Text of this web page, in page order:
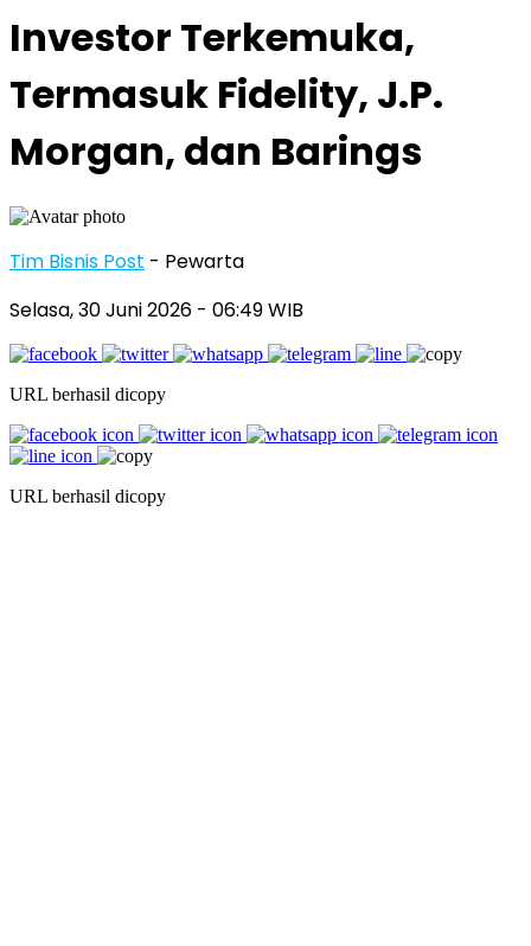
Investor Terkemuka,
Termasuk Fidelity, J.P.
Morgan, dan Barings
Tim Bisnis Post - Pewarta
Selasa, 30 Juni 2026 - 06:49 WIB
URL berhasil dicopy
URL berhasil dicopy